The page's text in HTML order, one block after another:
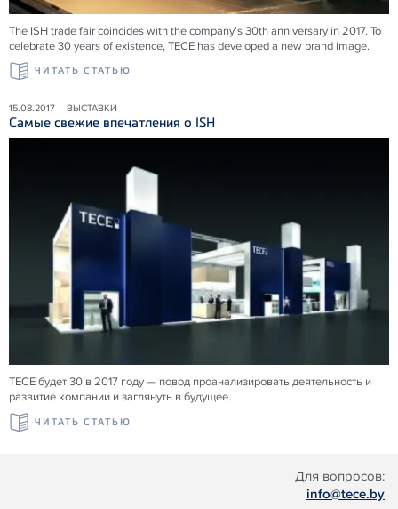
Для вопросов:
info@tece.by
The ISH trade fair coincides with the company’s 30th anniversary in 2017. To
celebrate 30 years of existence, TECE has developed a new brand image.
ЧИТАТЬ СТАТЬЮ
15.08.2017 – ВЫСТАВКИ
Самые свежие впечатления о ISH
TECE будет 30 в 2017 году — повод проанализировать деятельность и
развитие компании и заглянуть в будущее.
ЧИТАТЬ СТАТЬЮ